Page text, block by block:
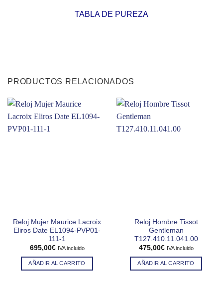
TABLA DE PUREZA
PRODUCTOS RELACIONADOS
Reloj Mujer Maurice Lacroix
Eliros Date EL1094-PVP01-
111-1
695,00€ IVA incluido
AÑADIR AL CARRITO
Reloj Hombre Tissot
Gentleman
T127.410.11.041.00
475,00€ IVA incluido
AÑADIR AL CARRITO